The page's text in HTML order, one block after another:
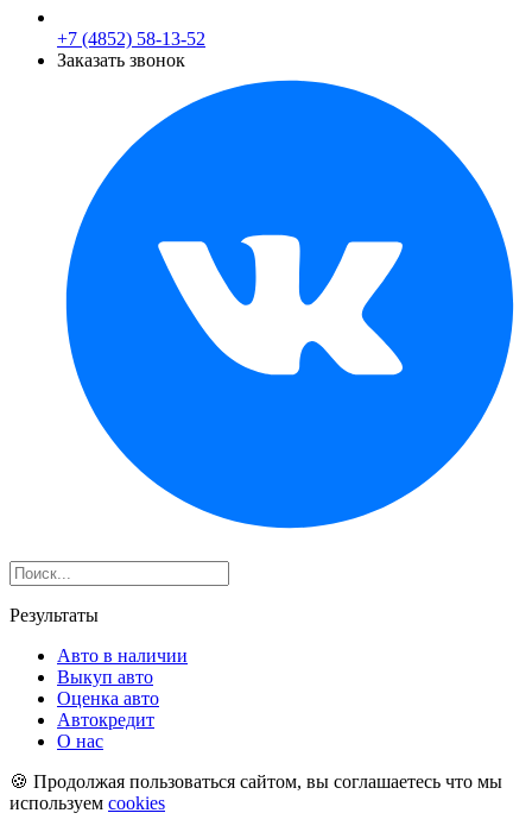
+7 (4852) 58-13-52
Заказать звонок
Результаты
Авто в наличии
Выкуп авто
Оценка авто
Автокредит
О нас
🍪 Продолжая пользоваться сайтом, вы соглашаетесь что мы
используем cookies